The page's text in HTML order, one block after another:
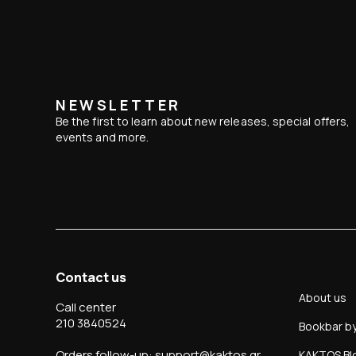
NEWSLETTER
Be the first to learn about new releases, special offers,
events and more.
Contact us
Call center
210 3840524
About us
Bookbar